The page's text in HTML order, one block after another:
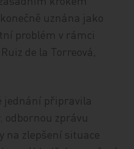
uznána jako
problém v rámci
de la Torreová,
jednání připravila
odbornou zprávu
zlepšení situace